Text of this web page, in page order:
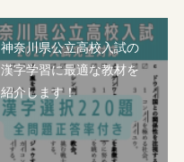
神奈川県公立高校入試の
漢字学習に最適な教材を
紹介します！